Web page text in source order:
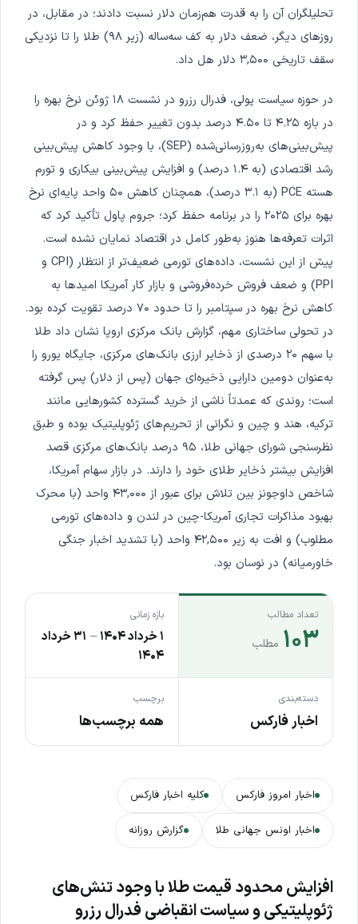
تحلیلگران آن را به قدرت هم‌زمان دلار نسبت دادند؛ در مقابل، در
روزهای دیگر، ضعف دلار به کف سه‌ساله (زیر ۹۸) طلا را تا نزدیکی
سقف تاریخی ۳,۵۰۰ دلار هل داد.
در حوزه سیاست پولی، فدرال رزرو در نشست ۱۸ ژوئن نرخ بهره را
در بازه ۴.۲۵ تا ۴.۵۰ درصد بدون تغییر حفظ کرد و در
پیش‌بینی‌های به‌روزرسانی‌شده (SEP)، با وجود کاهش پیش‌بینی
رشد اقتصادی (به ۱.۴ درصد) و افزایش پیش‌بینی بیکاری و تورم
هسته PCE (به ۳.۱ درصد)، همچنان کاهش ۵۰ واحد پایه‌ای نرخ
بهره برای ۲۰۲۵ را در برنامه حفظ کرد؛ جروم پاول تأکید کرد که
اثرات تعرفه‌ها هنوز به‌طور کامل در اقتصاد نمایان نشده است.
پیش از این نشست، داده‌های تورمی ضعیف‌تر از انتظار (CPI و
PPI) و ضعف فروش خرده‌فروشی و بازار کار آمریکا امیدها به
کاهش نرخ بهره در سپتامبر را تا حدود ۷۰ درصد تقویت کرده بود.
در تحولی ساختاری مهم، گزارش بانک مرکزی اروپا نشان داد طلا
با سهم ۲۰ درصدی از ذخایر ارزی بانک‌های مرکزی، جایگاه یورو را
به‌عنوان دومین دارایی ذخیره‌ای جهان (پس از دلار) پس گرفته
است؛ روندی که عمدتاً ناشی از خرید گسترده کشورهایی مانند
ترکیه، هند و چین و نگرانی از تحریم‌های ژئوپلیتیک بوده و طبق
نظرسنجی شورای جهانی طلا، ۹۵ درصد بانک‌های مرکزی قصد
افزایش بیشتر ذخایر طلای خود را دارند. در بازار سهام آمریکا،
شاخص داوجونز بین تلاش برای عبور از ۴۳,۰۰۰ واحد (با محرک
بهبود مذاکرات تجاری آمریکا-چین در لندن و داده‌های تورمی
مطلوب) و افت به زیر ۴۲,۵۰۰ واحد (با تشدید اخبار جنگی
خاورمیانه) در نوسان بود.
تعداد مطالب
۱۰۳ مطلب
بازه زمانی
۱ خرداد ۱۴۰۴ –
۳۱ خرداد
۱۴۰۴
دسته‌بندی
اخبار فارکس
برچسب
همه برچسب‌ها
اخبار امروز فارکس کلیه اخبار فارکس
اخبار اونس جهانی طلا گزارش روزانه
افزایش محدود قیمت طلا با وجود تنش‌های
ژئوپلیتیکی و سیاست انقباضی فدرال رزرو